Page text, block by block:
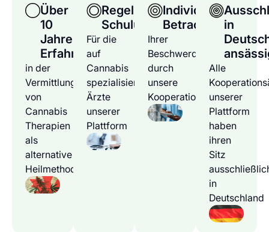
Über
10
Jahre
Erfahrung
in der
Vermittlung
von
Cannabis
Therapien
als
alternative
Heilmethode
Regelmäßige
Schulungen
Für die
auf
Cannabis
spezialisierten
Ärzte
unserer
Plattform
Individuelle
Betrachtung
Ihrer
Beschwerden
durch
unsere
Kooperationsärzte
in
Alle
unserer
Plattform
haben
ihren
Sitz
in
Deutschland